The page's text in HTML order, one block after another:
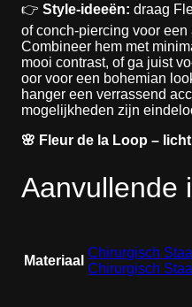
👉Style-ideeën: draag
of conch-piercing voor
Combineer hem met
mooi contrast, of ga juist
oor voor een bohemian
hanger een verrassend
mogelijkheden zijn
🌸 Fleur de la Loop –
Aanvullende
Materiaal
Chirurgisch
Chirurgisch Staal